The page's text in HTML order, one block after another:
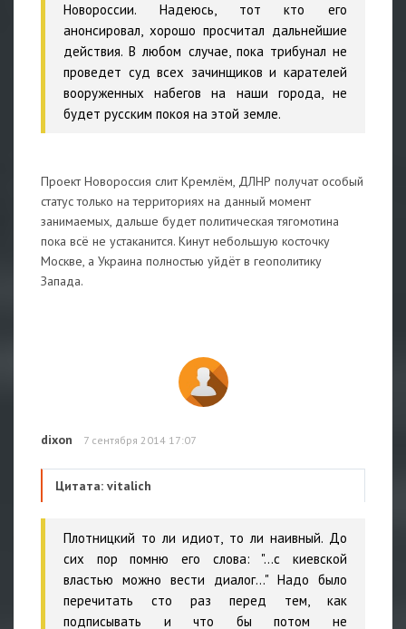
Новороссии. Надеюсь, тот кто его
анонсировал, хорошо просчитал дальнейшие
действия. В любом случае, пока трибунал не
проведет суд всех зачинщиков и карателей
вооруженных набегов на наши города, не
будет русским покоя на этой земле.
Проект Новороссия слит Кремлём, ДЛНР получат особый
статус только на территориях на данный момент
занимаемых, дальше будет политическая тягомотина
пока всё не устаканится. Кинут небольшую косточку
Москве, а Украина полностью уйдёт в геополитику
Запада.
dixon 7 сентября 2014 17:07
Цитата: vitalich
Плотницкий то ли идиот, то ли наивный. До
сих пор помню его слова: "...с киевской
властью можно вести диалог..." Надо было
перечитать сто раз перед тем, как
подписывать и что бы потом не